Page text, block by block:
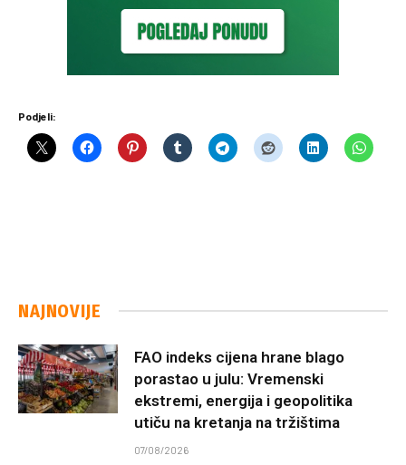
Podjeli:
NAJNOVIJE
FAO indeks cijena hrane blago
porastao u julu: Vremenski
ekstremi, energija i geopolitika
utiču na kretanja na tržištima
07/08/2026